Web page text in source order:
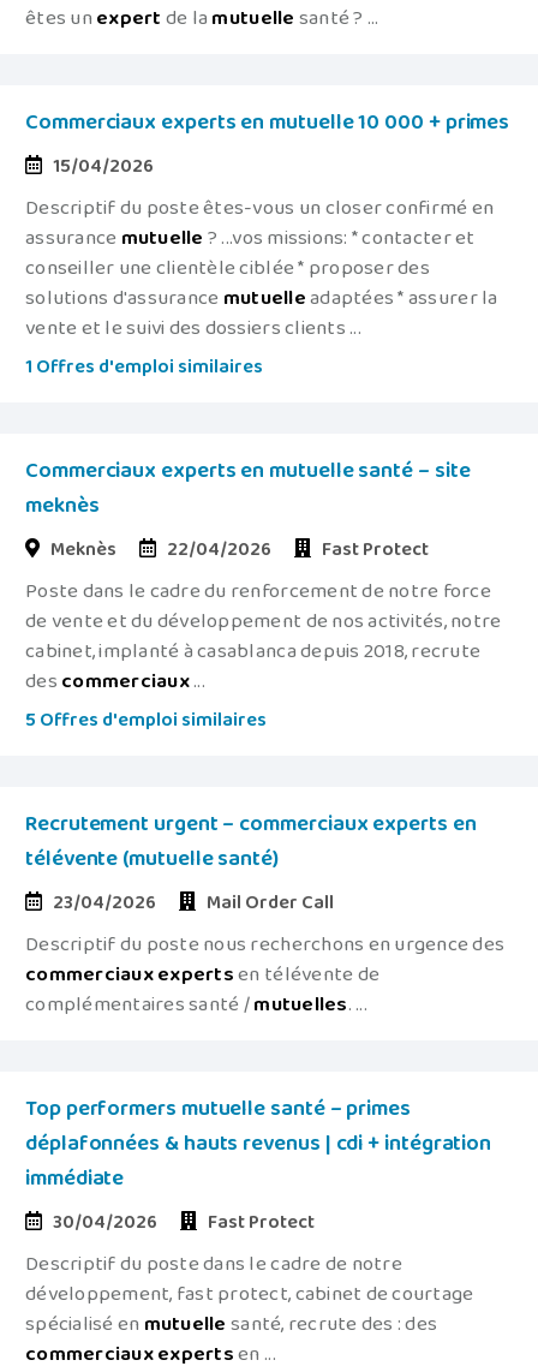
êtes unexpertde lamutuellesanté ? ...
Commerciaux experts en mutuelle 10 000 + primes
15/04/2026
Descriptif du poste êtes-vous un closer confirmé en
assurance mutuelle? ...vos missions: * contacter et
conseiller une clientèle ciblée * proposer des
solutions d'assurance mutuelleadaptées * assurer la
vente et le suivi des dossiers clients ...
1 Offres d'emploi similaires
Commerciaux experts en mutuelle santé – site
meknès
Meknès 22/04/2026 Fast Protect
Poste dans le cadre du renforcement de notre force
de vente et du développement de nos activités, notre
cabinet, implanté à casablanca depuis 2018, recrute
descommerciaux...
5 Offres d'emploi similaires
Recrutement urgent – commerciaux experts en
télévente (mutuelle santé)
23/04/2026 Mail Order Call
Descriptif du poste nous recherchons en urgence des
commerciauxexpertsen télévente de
complémentaires santé /mutuelles. ...
Top performers mutuelle santé – primes
déplafonnées & hauts revenus | cdi + intégration
immédiate
30/04/2026 Fast Protect
Descriptif du poste dans le cadre de notre
développement, fast protect, cabinet de courtage
spécialisé enmutuellesanté, recrute des : des
commerciauxexpertsen ...